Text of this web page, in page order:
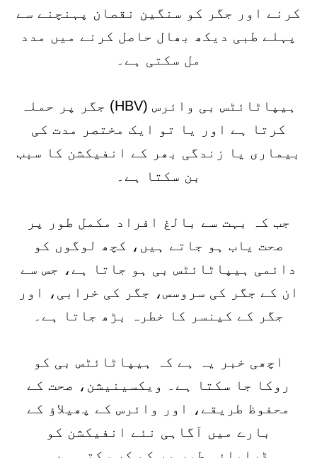
کرنے اور جگر کو سنگین نقصان پہنچنے سے
پہلے طبی دیکھ بھال حاصل کرنے میں مدد
مل سکتی ہے۔
ہیپاٹائٹس بی وائرس (HBV) جگر پر حملہ
کرتا ہے اور یا تو ایک مختصر مدت کی
بیماری یا زندگی بھر کے انفیکشن کا سبب
بن سکتا ہے۔
جب کہ بہت سے بالغ افراد مکمل طور پر
صحت یاب ہو جاتے ہیں، کچھ لوگوں کو
دائمی ہیپاٹائٹس بی ہو جاتا ہے، جس سے
ان کے جگر کی سروسس، جگر کی خرابی، اور
جگر کے کینسر کا خطرہ بڑھ جاتا ہے۔
اچھی خبر یہ ہے کہ ہیپاٹائٹس بی کو
روکا جا سکتا ہے۔ ویکسینیشن، صحت کے
محفوظ طریقے، اور وائرس کے پھیلاؤ کے
بارے میں آگاہی نئے انفیکشن کو